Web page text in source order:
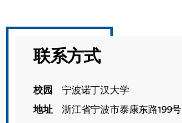
联系方式
校园
宁波诺丁汉大学
地址
浙江省宁波市泰康东路199号